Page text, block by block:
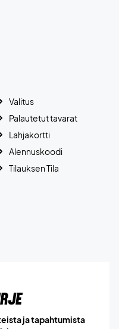
Valitus
Palautetut tavarat
Lahjakortti
Alennuskoodi
Tilauksen Tila
ja tapahtumista